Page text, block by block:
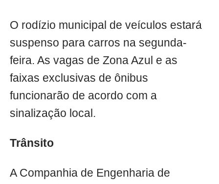
O rodízio municipal de veículos estará
suspenso para carros na segunda-
feira. As vagas de Zona Azul e as
faixas exclusivas de ônibus
funcionarão de acordo com a
sinalização local.
Trânsito
A Companhia de Engenharia de